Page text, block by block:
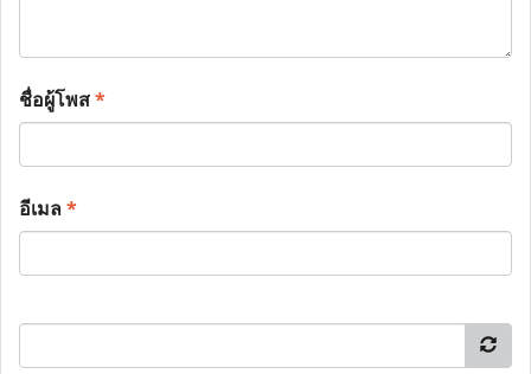
ชื่อผู้โพส*
อีเมล*